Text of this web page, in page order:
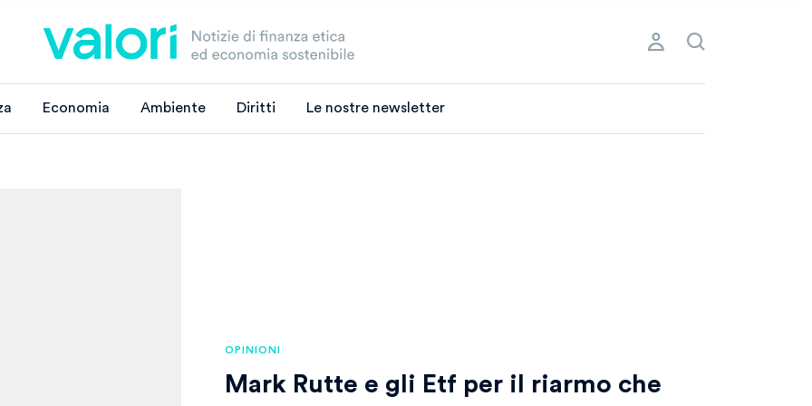
Economia Ambiente Diritti Le nostre newsletter
OPINIONI
Mark Rutte e gli Etf per il riarmo che